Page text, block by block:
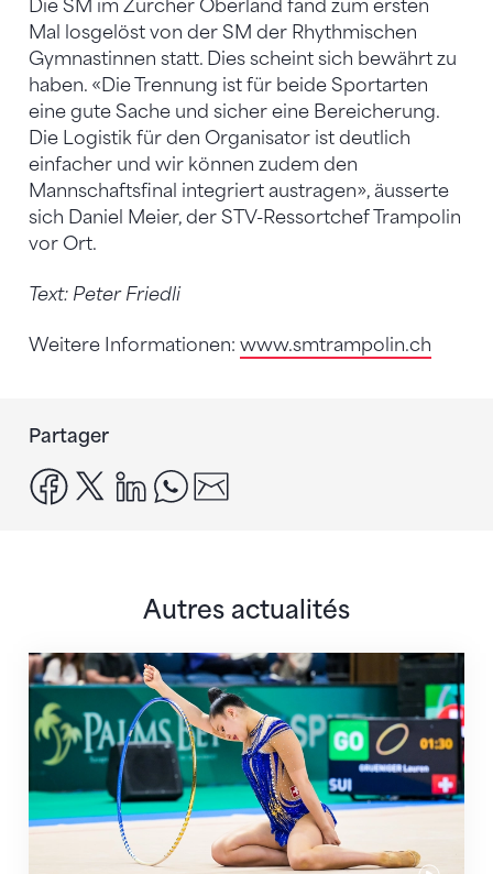
Die SM im Zürcher Oberland fand zum ersten
Mal losgelöst von der SM der Rhythmischen
Gymnastinnen statt. Dies scheint sich bewährt zu
haben. «Die Trennung ist für beide Sportarten
eine gute Sache und sicher eine Bereicherung.
Die Logistik für den Organisator ist deutlich
einfacher und wir können zudem den
Mannschaftsfinal integriert austragen», äusserte
sich Daniel Meier, der STV-Ressortchef Trampolin
vor Ort.
Text: Peter Friedli
Weitere Informationen: www.smtrampolin.ch
Partager
facebook
x linkedinwhatsapp
Autres actualités
Prochaine étape : les Championnats du monde